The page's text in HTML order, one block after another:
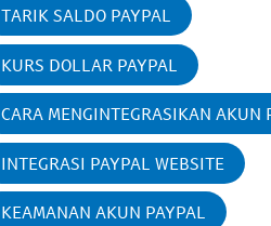
TARIK SALDO PAYPAL
KURS DOLLAR PAYPAL
CARA MENGINTEGRASIKAN AKUN
INTEGRASI PAYPAL WEBSITE
KEAMANAN AKUN PAYPAL